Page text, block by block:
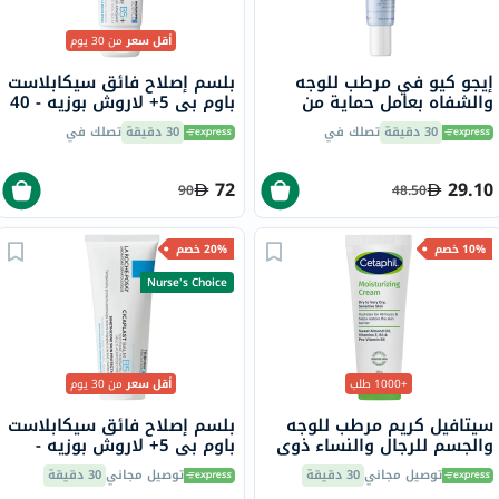
إيجو كيو في مرطب للوجه
والشفاه بعامل حماية من
الشمس SPF30 للبشرة
الحساسة 15 جرام
30 دقيقة تصلك في
29.10
48.50
أقل سعرمن 30 يوم
بلسم إصلاح فائق سيكابلاست
باوم بي 5+ لاروش بوزيه - 40
مل 30 دقيقة تصلك في
72
90
10% خصم
+1000 طلب
سيتافيل كريم مرطب للوجه
والجسم للرجال والنساء ذوي
البشرة الجافة إلى الجافة جدًا
والحساسة، بدون رائحة، 100 توصيل مجاني30 دقيقة
20% خصم
Nurse's Choice
أقل سعرمن 30 يوم
بلسم إصلاح فائق سيكابلاست
باوم بي 5+ لاروش بوزيه -
100 مل توصيل مجاني30 دقيقة